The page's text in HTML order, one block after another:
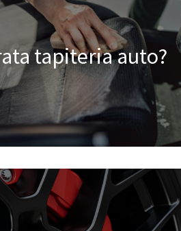
tapiteria auto?